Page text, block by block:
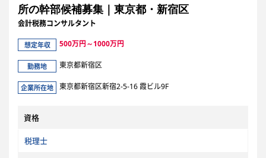
所の幹部候補募集｜東京都・新宿区
会計税務コンサルタント
想定年収 500万円～1000万円
勤務地 東京都新宿区
企業所在地 東京都新宿区新宿2-5-16 霞ビル9F
資格
税理士